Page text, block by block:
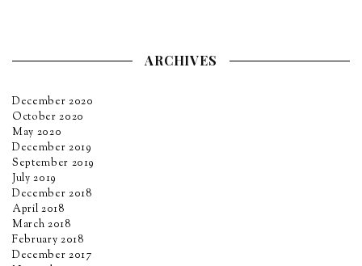
ARCHIVES
December 2020
October 2020
May 2020
December 2019
September 2019
July 2019
December 2018
April 2018
March 2018
February 2018
December 2017